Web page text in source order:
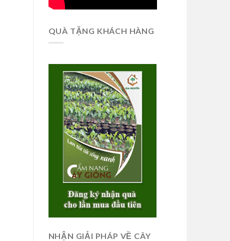
QUÀ TẶNG KHÁCH HÀNG
NHẬN GIẢI PHÁP VỀ CÂY